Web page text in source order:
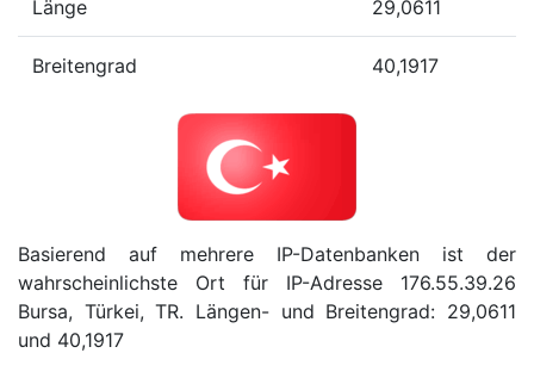
Länge 29,0611
Breitengrad 40,1917
Basierend auf mehrere IP-Datenbanken ist der
wahrscheinlichste Ort für IP-Adresse 176.55.39.26
Bursa, Türkei, TR. Längen- und Breitengrad: 29,0611
und 40,1917